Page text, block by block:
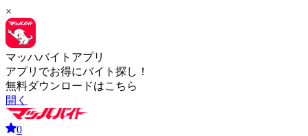
×
マッハバイトアプリ
アプリでお得にバイト探し！
無料ダウンロードはこちら
開く
0